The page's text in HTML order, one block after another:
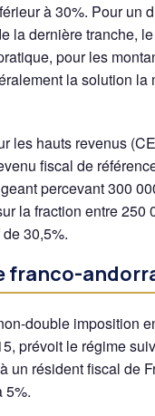
à 30%. Pour
la dernière tranche,
pour les
la solution
les hauts revenus
fiscal de
percevant 300
la fraction entre
30,5%.
franco-
double imposition
prévoit le régime
un résident fiscal de
5%.